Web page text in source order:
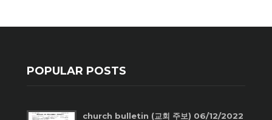
POPULAR POSTS
church bulletin (교회 주보) 06/12/2022